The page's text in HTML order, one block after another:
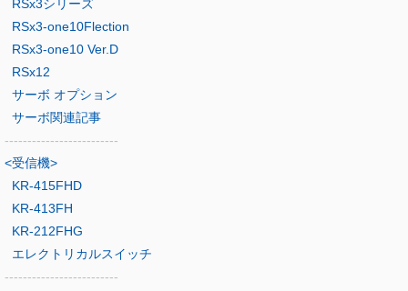
RSx3シリーズ
RSx3-one10Flection
RSx3-one10 Ver.D
RSx12
サーボ オプション
サーボ関連記事
-------------------------
<受信機>
KR-415FHD
KR-413FH
KR-212FHG
エレクトリカルスイッチ
-------------------------